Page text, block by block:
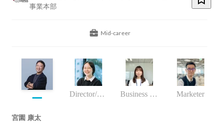
事業本部
Mid-career
Director/manager Business (Finance, HR etc.) Marketer
宮園 康太